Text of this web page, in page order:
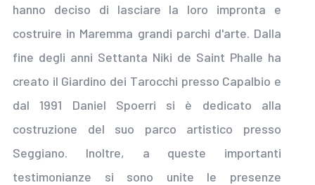
hanno deciso di lasciare la loro impronta e
costruire in Maremma grandi parchi d'arte. Dalla
fine degli anni Settanta Niki de Saint Phalle ha
creato il Giardino dei Tarocchi presso Capalbio e
dal 1991 Daniel Spoerri si è dedicato alla
costruzione del suo parco artistico presso
Seggiano. Inoltre, a queste importanti
testimonianze si sono unite le presenze